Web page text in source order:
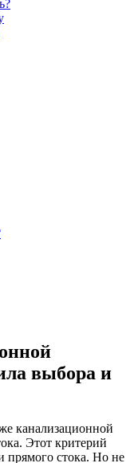
выбора и
канализационной
Этот критерий
прямого стока. Но не